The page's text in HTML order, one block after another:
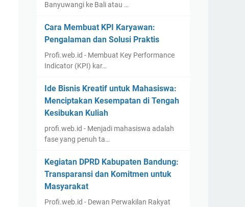
Banyuwangi ke Bali atau …
Cara Membuat KPI Karyawan:
Pengalaman dan Solusi Praktis
Profi.web.id - Membuat Key Performance
Indicator (KPI) kar…
Ide Bisnis Kreatif untuk Mahasiswa:
Menciptakan Kesempatan di Tengah
Kesibukan Kuliah
profi.web.id - Menjadi mahasiswa adalah
fase yang penuh ta…
Kegiatan DPRD Kabupaten Bandung:
Transparansi dan Komitmen untuk
Masyarakat
Profi.web.id - Dewan Perwakilan Rakyat